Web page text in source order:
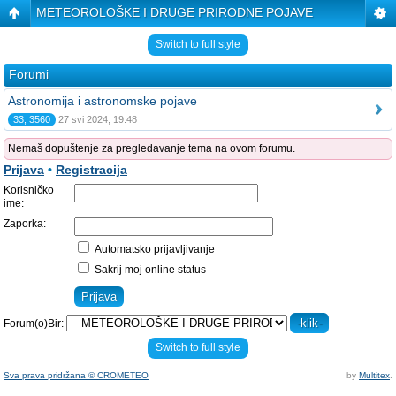
METEOROLOŠKE I DRUGE PRIRODNE POJAVE
Switch to full style
Forumi
Astronomija i astronomske pojave
33, 3560 27 svi 2024, 19:48
Nemaš dopuštenje za pregledavanje tema na ovom forumu.
Prijava • Registracija
Korisničko
ime:
Zaporka:
Automatsko prijavljivanje
Sakrij moj online status
Forum(o)Bir:
Switch to full style
Sva prava pridržana © CROMETEO by Multitex